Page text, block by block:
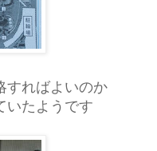
すればよいのか
いたようです